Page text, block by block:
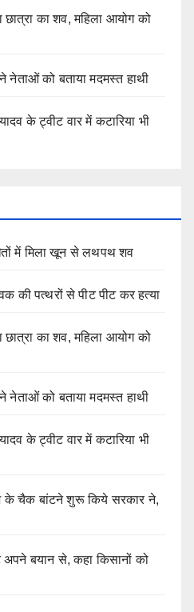
छात्रा का शव, महिला आयोग को
नेताओं को बताया मदमस्त हाथी
के ट्वीट वार में कटारिया भी
में मिला खून से लथपथ शव
की पत्थरों से पीट पीट कर हत्या
छात्रा का शव, महिला आयोग को
नेताओं को बताया मदमस्त हाथी
के ट्वीट वार में कटारिया भी
के चैक बांटने शुरू किये सरकार ने,
बयान से, कहा किसानों को